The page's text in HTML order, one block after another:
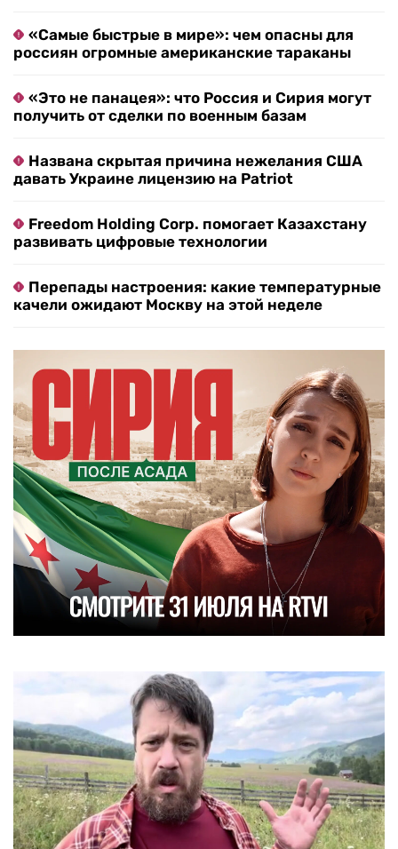
«Самые быстрые в мире»: чем опасны для
россиян огромные американские тараканы
«Это не панацея»: что Россия и Сирия могут
получить от сделки по военным базам
Названа скрытая причина нежелания США
давать Украине лицензию на Patriot
Freedom Holding Corp. помогает Казахстану
развивать цифровые технологии
Перепады настроения: какие температурные
качели ожидают Москву на этой неделе